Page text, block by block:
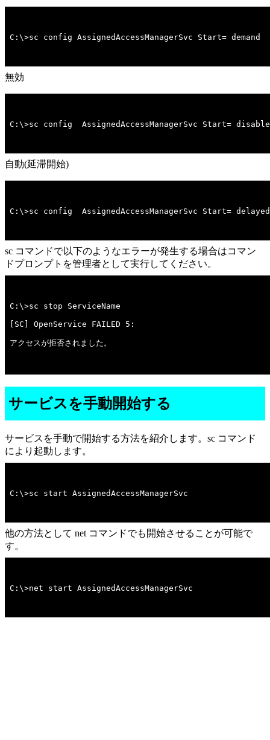
C:\>sc config AssignedAccessManagerSvc Start= demand
無効
C:\>sc config  AssignedAccessManagerSvc Start=
自動(延滞開始)
C:\>sc config  AssignedAccessManagerSvc Start=
sc コマンドで以下のようなエラーが発生する場合はコマン
ドプロンプトを管理者として実行してください。
アクセスが拒否されました。
サービスを手動開始する
サービスを手動で開始する方法を紹介します。sc コマンド
により起動します。
C:\>sc start AssignedAccessManagerSvc
他の方法として net コマンドでも開始させることが可能で
す。
C:\>net start AssignedAccessManagerSvc